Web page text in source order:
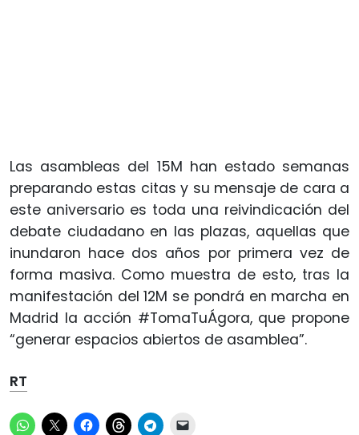
Las asambleas del 15M han estado semanas
preparando estas citas y su mensaje de cara a
este aniversario es toda una reivindicación del
debate ciudadano en las plazas, aquellas que
inundaron hace dos años por primera vez de
forma masiva. Como muestra de esto, tras la
manifestación del 12M se pondrá en marcha en
Madrid la acción #TomaTuÁgora, que propone
“generar espacios abiertos de asamblea”.
RT